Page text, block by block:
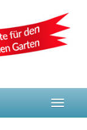
Toggle